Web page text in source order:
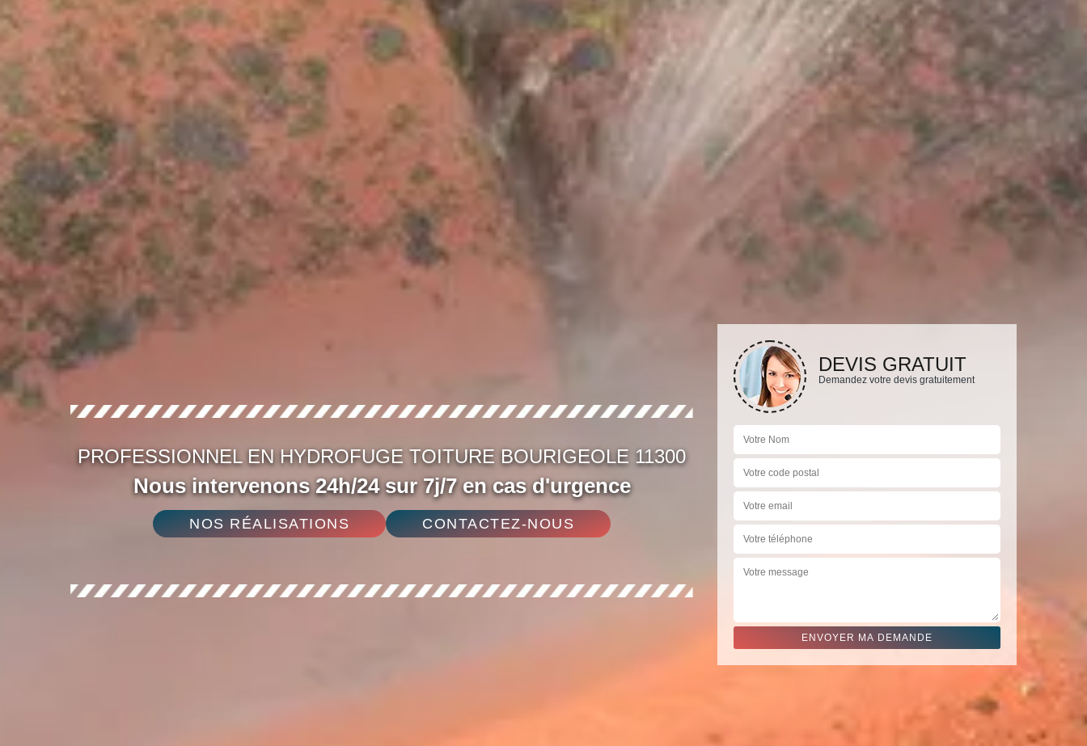
PROFESSIONNEL EN HYDROFUGE TOITURE BOURIGEOLE 11300
Nous intervenons 24h/24 sur 7j/7 en cas d'urgence
NOS RÉALISATIONS CONTACTEZ-NOUS
DEVIS GRATUIT
Demandez votre devis gratuitement